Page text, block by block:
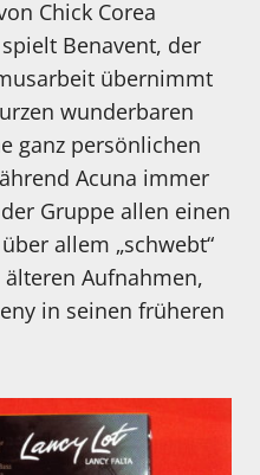
Chick Corea
Benavent, der
übernimmt
wunderbaren
ganz persönlichen
Acuna immer
Gruppe allen einen
allem „schwebt“
Aufnahmen,
in seinen früheren